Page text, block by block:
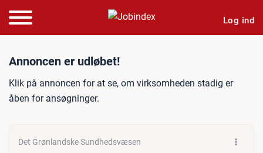
Log ind
Jobannonce:
Annoncen er udløbet!
Klik på annoncen for at se, om virksomheden stadig er
åben for ansøgninger.
Det Grønlandske Sundhedsvæsen